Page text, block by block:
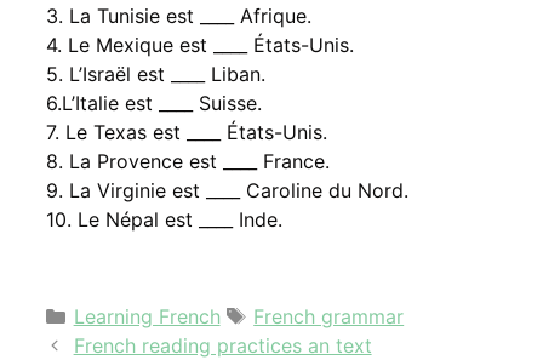
3. La Tunisie est ____ Afrique.
4. Le Mexique est ____ États-Unis.
5. L’Israël est ____ Liban.
6.L’Italie est ____ Suisse.
7. Le Texas est ____ États-Unis.
8. La Provence est ____ France.
9. La Virginie est ____ Caroline du Nord.
10. Le Népal est ____ Inde.
Categories
Learning French Tags
French grammar
French reading practices an text